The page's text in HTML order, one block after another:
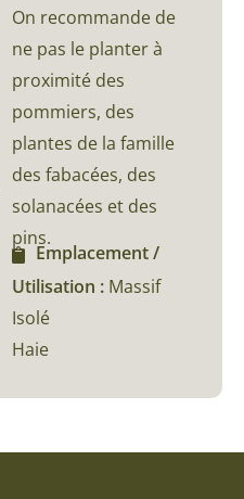
On recommande de
ne pas le planter à
proximité des
pommiers, des
plantes de la famille
des fabacées, des
solanacées et des
pins.
Emplacement /
Utilisation : Massif
Isolé
Haie